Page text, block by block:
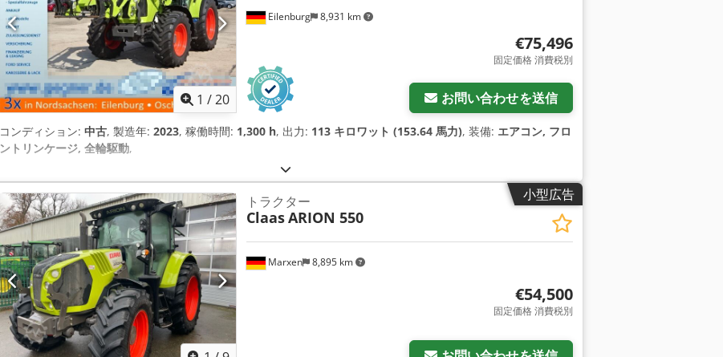
1 /20
Eilenburg 8,931 km
€75,496
固定価格 消費税別
お問い合わせを送信
コンディション: 中古, 製造年: 2023, 稼働時間: 1,300 h, 出力: 113 キロワット (153.64 馬力), 装備: エアコン, フロ
ントリンケージ, 全輪駆動,
小型広告
Marxen 8,895 km
トラクター
ClaasARION 550
€54,500
固定価格 消費税別